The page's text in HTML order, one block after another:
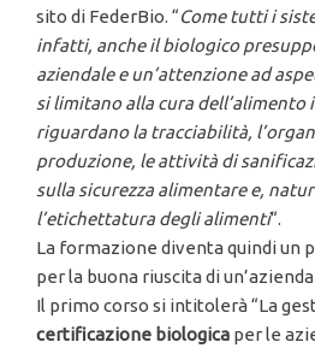
sito di FederBio. “Come tutti i
infatti, anche il biologico
aziendale e un’attenzione ad
si limitano alla cura dell’alimento
riguardano la tracciabilità,
produzione, le attività di
sulla sicurezza alimentare e,
l’etichettatura degli alimenti“.
La formazione diventa quindi un
per la buona riuscita di
Il primo corso si intitolerà “La
certificazione biologica per le